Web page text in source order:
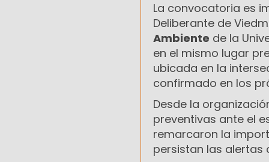
La convocatoria es
Deliberante de
Ambiente de la
en el mismo lugar
ubicada en la
confirmado en los
Desde la
preventivas ante el
remarcaron la
persistan las alertas